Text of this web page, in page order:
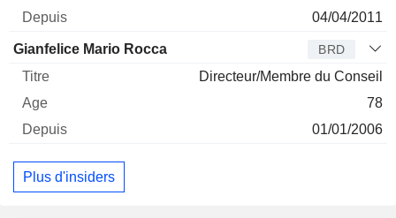
04/04/2011
Gianfelice Mario Rocca BRD
Directeur/Membre du Conseil
78
01/01/2006
Plus d'insiders